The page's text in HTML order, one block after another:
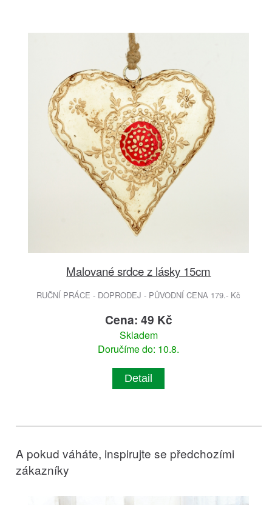
Malované srdce z lásky 15cm
RUČNÍ PRÁCE - DOPRODEJ - PŮVODNÍ CENA 179.- Kč
Cena: 49 Kč
Skladem
Doručíme do: 10.8.
Detail
A pokud váháte, inspirujte se předchozími
zákazníky